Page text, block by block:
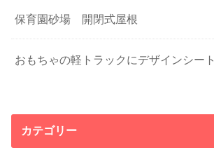
保育園砂場 開閉式屋根
おもちゃの軽トラックにデザインシート
カテゴリー